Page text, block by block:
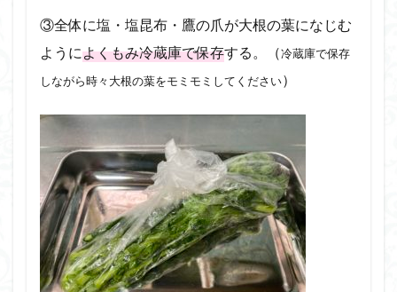
③全体に塩・塩昆布・鷹の爪が大根の葉になじむ
ようによくもみ冷蔵庫で保存する。（ 冷蔵庫で保存
しながら時々大根の葉をモミモミしてください ）